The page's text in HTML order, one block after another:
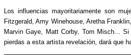
Los influencias mayoritariamente son
Fitzgerald, Amy Winehouse, Aretha
Marvin Gaye, Matt Corby, Tom Misch...
pierdas a esta artista revelación, dará que